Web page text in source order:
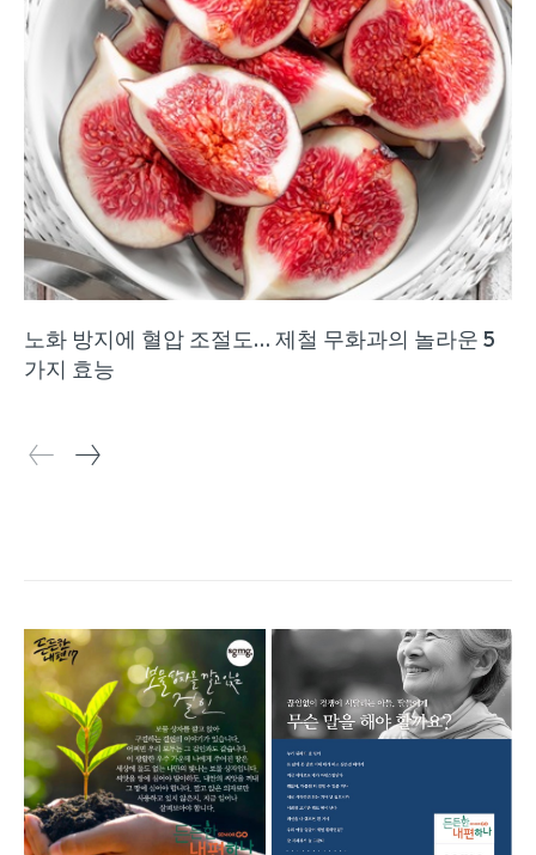
노화 방지에 혈압 조절도… 제철 무화과의 놀라운 5
가지 효능